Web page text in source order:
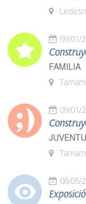
09/01/
FAMILIA
09/01/
08/05/